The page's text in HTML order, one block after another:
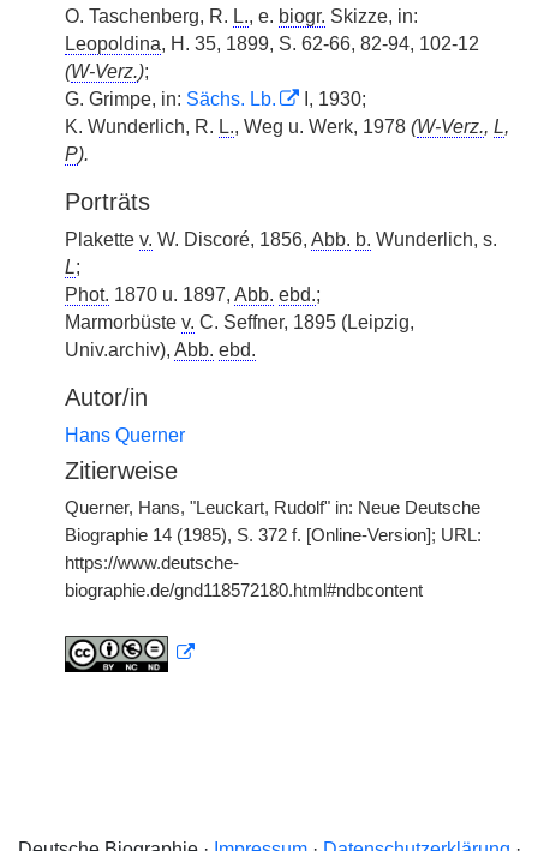
O. Taschenberg, R. L., e. biogr. Skizze, in:
Leopoldina, H. 35, 1899, S. 62-66, 82-94, 102-12
(W-Verz.);
G. Grimpe, in: Sächs. Lb.
I, 1930;
K. Wunderlich, R. L., Weg u. Werk, 1978 (W-Verz., L,
P).
Porträts
Plakette v. W. Discoré, 1856, Abb. b. Wunderlich, s.
L;
Phot. 1870 u. 1897, Abb. ebd.;
Marmorbüste v. C. Seffner, 1895 (Leipzig,
Univ.archiv), Abb. ebd.
Autor/in
Hans Querner
Zitierweise
Querner, Hans, "Leuckart, Rudolf" in: Neue Deutsche
Biographie 14 (1985), S. 372 f. [Online-Version]; URL:
https://www.deutsche-
biographie.de/gnd118572180.html#ndbcontent